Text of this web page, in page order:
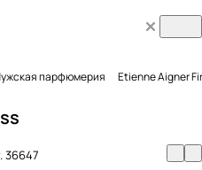
парфюмерия Etienne Aigner
36647